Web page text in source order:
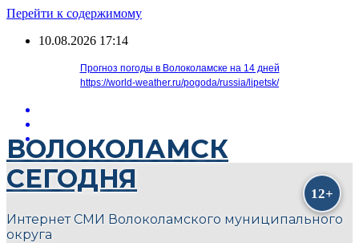
Перейти к содержимому
10.08.2026 17:14
Прогноз погоды в Волоколамске на 14 дней
https://world-weather.ru/pogoda/russia/lipetsk/
ВОЛОКОЛАМСК
СЕГОДНЯ
Интернет СМИ Волоколамского муниципального
округа